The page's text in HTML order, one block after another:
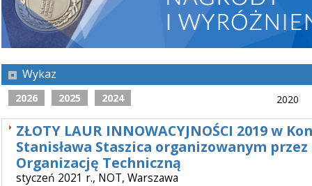
Wykaz
2026 2025 2024 2020
ZŁOTY LAUR INNOWACYJNOŚCI 2019 w
Stanisława Staszica organizowanym
Organizację Techniczną
styczeń 2021 r., NOT, Warszawa